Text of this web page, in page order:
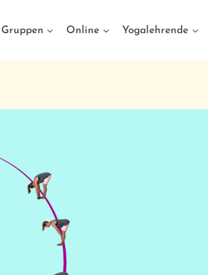
Gruppen Online Yogalehrende